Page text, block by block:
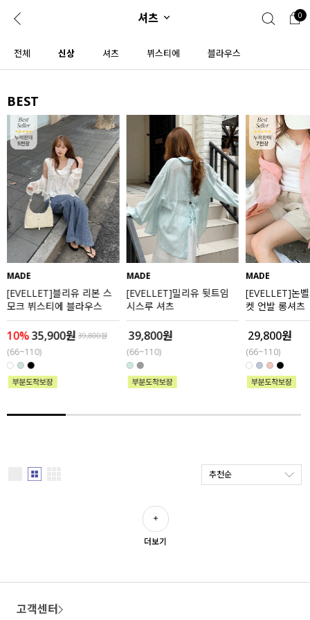
로그인 0
ENG
JP
콘텐츠 리뷰 & 혜택 회원혜택
CATEGORY COMMUNITY
도착보장⚡
인플루언서 pick!
신상 5%
베스트
MADE
세트할인 ~30%
하객룩
원피스
니트
ALL
익스클루시브
아우터
니트
블라우스
액티브웨어
ACC
셔츠 0
전체 신상 셔츠 뷔스티에 블라우스
BEST
MADE
[EVELLET]블리유 리본 스
모크 뷔스티에 블라우스
10%35,900원 39,800원
(66~110)
MADE
[EVELLET]밀리유 뒷트임
시스루 셔츠
39,800원
(66~110)
MADE
[EVELLET]논
켓 언발 롱셔츠
29,800원
(66~110)
추천순
더보기
고객센터